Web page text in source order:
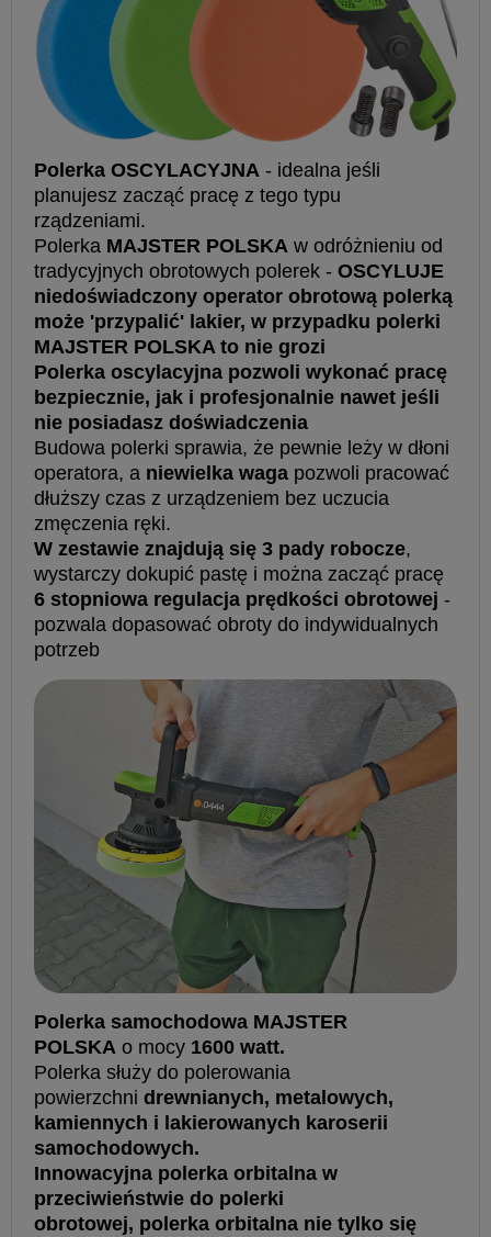
Polerka OSCYLACYJNA - idealna jeśli
planujesz zacząć pracę z tego typu
rządzeniami.
Polerka MAJSTER POLSKA w odróżnieniu od
tradycyjnych obrotowych polerek - OSCYLUJE
niedoświadczony operator obrotową polerką
może 'przypalić' lakier, w przypadku polerki
MAJSTER POLSKA to nie grozi
Polerka oscylacyjna pozwoli wykonać pracę
bezpiecznie, jak i profesjonalnie nawet jeśli
nie posiadasz doświadczenia
Budowa polerki sprawia, że pewnie leży w dłoni
operatora, a niewielka waga pozwoli pracować
dłuższy czas z urządzeniem bez uczucia
zmęczenia ręki.
W zestawie znajdują się 3 pady robocze,
wystarczy dokupić pastę i można zacząć pracę
6 stopniowa regulacja prędkości obrotowej -
pozwala dopasować obroty do indywidualnych
potrzeb
Polerka samochodowa MAJSTER
POLSKA o mocy 1600 watt.
Polerka służy do polerowania
powierzchni drewnianych, metalowych,
kamiennych i lakierowanych karoserii
samochodowych.
Innowacyjna polerka orbitalna w
przeciwieństwie do polerki
obrotowej, polerka orbitalna nie tylko się